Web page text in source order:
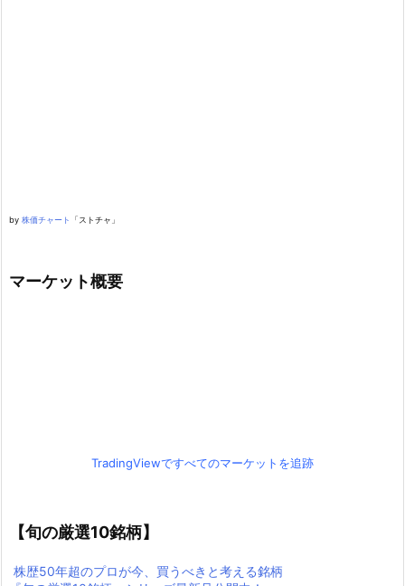
by 株価チャート 「ストチャ」
マーケット概要
TradingViewですべてのマーケットを追跡
【旬の厳選10銘柄】
株歴50年超のプロが今、買うべきと考える銘柄